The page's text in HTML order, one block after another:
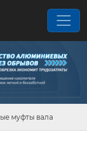
муфты вала